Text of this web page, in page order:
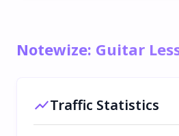
Notewize: Guitar
Traffic Statistics